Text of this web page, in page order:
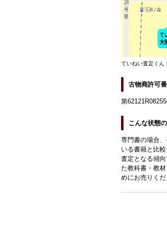
ていねい査定くん
古物商許可
第
こんな状態
専門書の場合
いる書籍と比
査定となる傾
た教科書・教
めにお売りくだ